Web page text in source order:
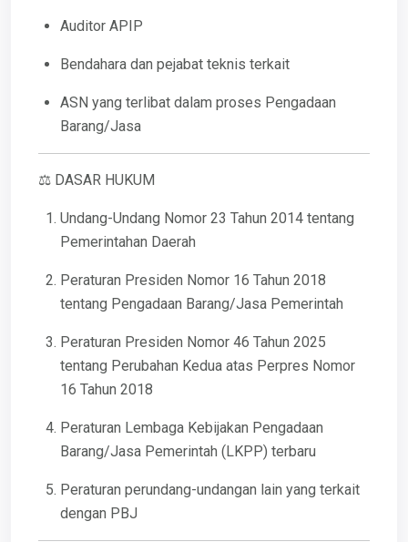
Auditor APIP
Bendahara dan pejabat teknis terkait
ASN yang terlibat dalam proses Pengadaan
Barang/Jasa
⚖️ DASAR HUKUM
Undang-Undang Nomor 23 Tahun 2014 tentang
Pemerintahan Daerah
Peraturan Presiden Nomor 16 Tahun 2018
tentang Pengadaan Barang/Jasa Pemerintah
Peraturan Presiden Nomor 46 Tahun 2025
tentang Perubahan Kedua atas Perpres Nomor
16 Tahun 2018
Peraturan Lembaga Kebijakan Pengadaan
Barang/Jasa Pemerintah (LKPP) terbaru
Peraturan perundang-undangan lain yang terkait
dengan PBJ